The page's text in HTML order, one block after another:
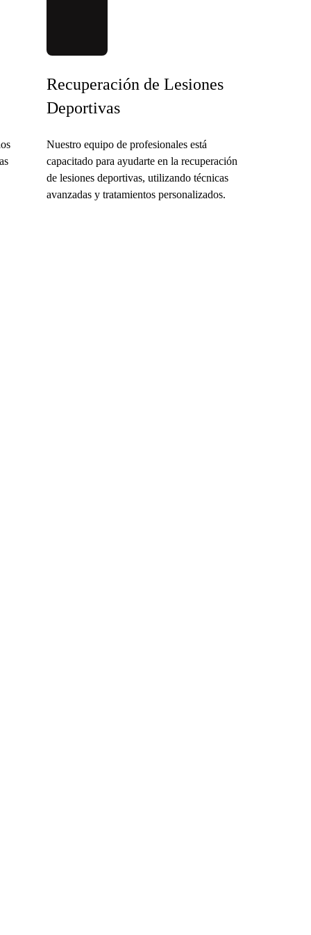
Recuperación de Lesiones
Deportivas
Nuestro equipo de profesionales está
capacitado para ayudarte en la recuperación
de lesiones deportivas, utilizando técnicas
avanzadas y tratamientos personalizados.